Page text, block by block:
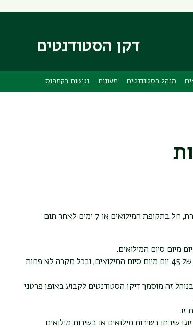
ראשי
דקן הסטודנטים
מנהל הסטודנטים מעונות נגישות בקמפוס
סטודנט שהמועד המקורי של הגשת עבודה, תרגיל, ובחנים וכל מטלה אחרת, חל בתקופת המילואים או 7 ימים לאחר תום
יקבל ארכה של 45 יום מיום סיום המילואים, ובכל מקרה לא פחות
זה מוסמך דיקן הסטודנטים לקבוע באופן פרטני
זו.
שירתו בשירות מילואים או בשירות מילואים